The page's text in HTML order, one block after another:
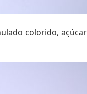
colorido, açúcar